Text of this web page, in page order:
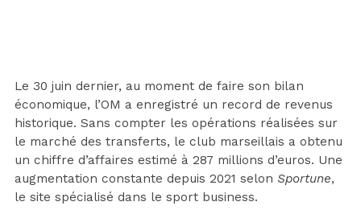
Le 30 juin dernier, au moment de faire son bilan
économique, l’OM a enregistré un record de revenus
historique. Sans compter les opérations réalisées sur
le marché des transferts, le club marseillais a obtenu
un chiffre d’affaires estimé à 287 millions d’euros. Une
augmentation constante depuis 2021 selon Sportune,
le site spécialisé dans le sport business.